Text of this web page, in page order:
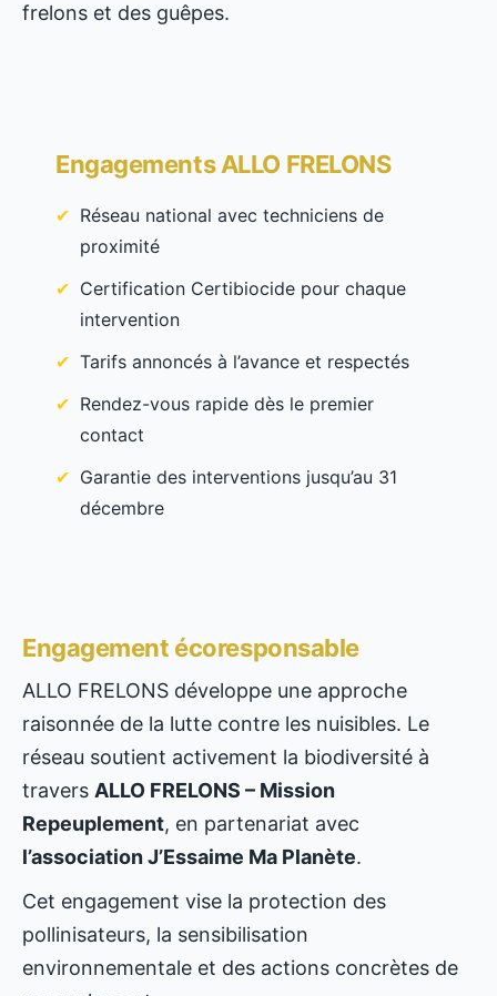
frelons et des guêpes.
Engagements ALLO FRELONS
Réseau national avec techniciens de
proximité
Certification Certibiocide pour chaque
intervention
Tarifs annoncés à l’avance et respectés
Rendez-vous rapide dès le premier
contact
Garantie des interventions jusqu’au 31
décembre
Engagement écoresponsable
ALLO FRELONS développe une approche
raisonnée de la lutte contre les nuisibles. Le
réseau soutient activement la biodiversité à
travers ALLO FRELONS – Mission
Repeuplement, en partenariat avec
l’association J’Essaime Ma Planète.
Cet engagement vise la protection des
pollinisateurs, la sensibilisation
environnementale et des actions concrètes de